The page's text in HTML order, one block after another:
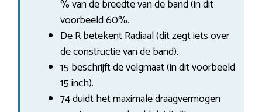
% van de breedte van de band (in dit
voorbeeld 60%.
De R betekent Radiaal (dit zegt iets over
de constructie van de band).
15 beschrijft de velgmaat (in dit voorbeeld
15 inch).
74 duidt het maximale draagvermogen